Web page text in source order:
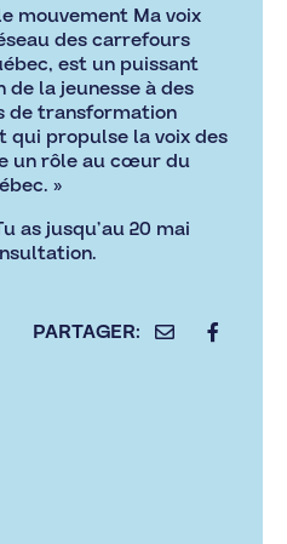
mouvement Ma voix
des carrefours
est un puissant
la jeunesse à des
de transformation
qui propulse la voix des
un rôle au cœur du
»
as jusqu’au 20 mai